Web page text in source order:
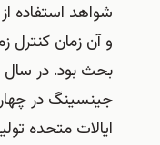
شواهد استفاده
و آن زمان
جینسینگ در